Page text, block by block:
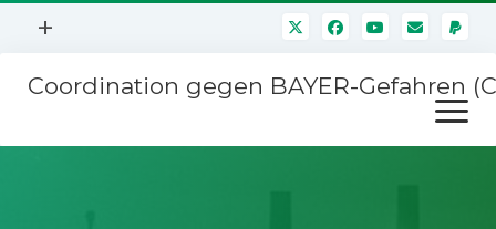
Menü
+
Mitmachen
Coordination gegen BAYER-Gefahren
Menü
öffnen